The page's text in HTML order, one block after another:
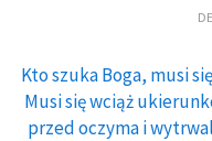
Kto szuka Boga, musi
Musi się wciąż
przed oczyma i